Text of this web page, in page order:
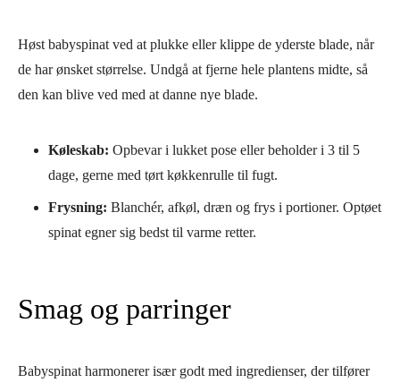
Høst babyspinat ved at plukke eller klippe de yderste blade, når
de har ønsket størrelse. Undgå at fjerne hele plantens midte, så
den kan blive ved med at danne nye blade.
Køleskab: Opbevar i lukket pose eller beholder i 3 til 5
dage, gerne med tørt køkkenrulle til fugt.
Frysning: Blanchér, afkøl, dræn og frys i portioner. Optøet
spinat egner sig bedst til varme retter.
Smag og parringer
Babyspinat harmonerer især godt med ingredienser, der tilfører